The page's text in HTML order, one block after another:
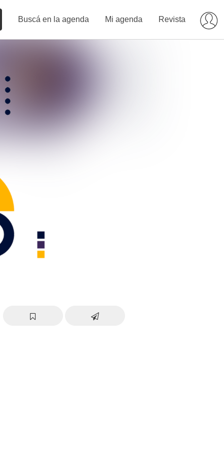
Buscá en la agenda Mi agenda Revista